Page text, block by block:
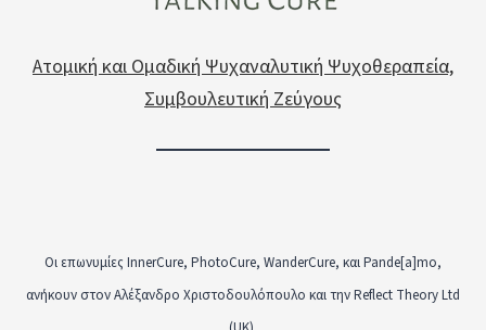
Ατομική και Ομαδική Ψυχαναλυτική Ψυχοθεραπεία,
Συμβουλευτική Ζεύγους
Οι επωνυμίες InnerCure, PhotoCure, WanderCure, και Pande[a]mo,
ανήκουν στον Αλέξανδρο Χριστοδουλόπουλο και την Reflect Theory Ltd